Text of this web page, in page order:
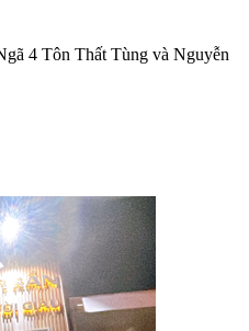
4 Tôn Thất Tùng và Nguyễn